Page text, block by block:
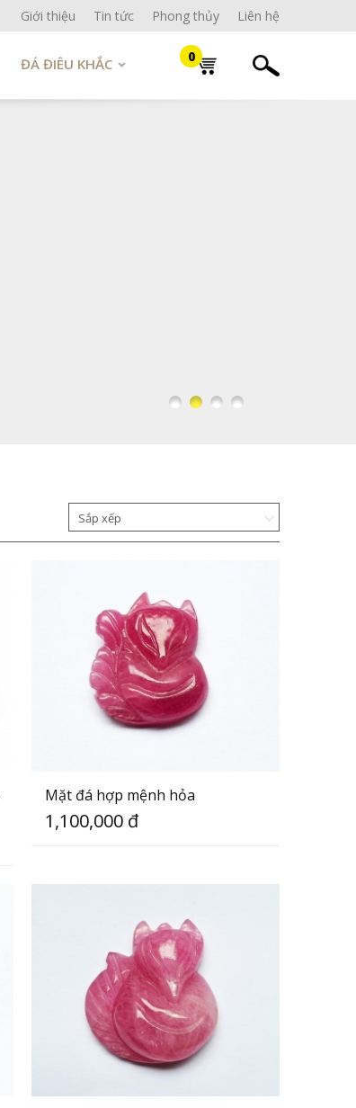
Giới thiệu Tin tức Phong thủy Liên hệ
ĐÁ ĐIÊU KHẮC 0
Sắp xếp
Mặt đá hợp mệnh hỏa
1,100,000 đ